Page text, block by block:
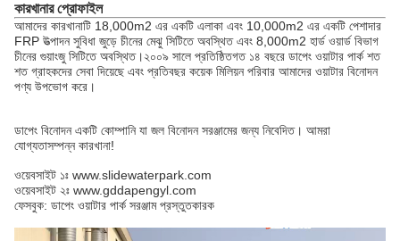
কারখানার প্রোফাইল
আমাদের কারখানাটি 18,000m2 এর একটি এলাকা এবং 10,000m2 এর একটি পেশাদার
FRP উত্পাদন সুবিধা জুড়ে চীনের মেঝু সিটিতে অবস্থিত এবং 8,000m2 হার্ড ওয়ার্ড বিভাগ
চীনের গুয়াংজু সিটিতে অবস্থিত।২০০৯ সালে প্রতিষ্ঠিতগত ১৪ বছরে ডাপেং ওয়াটার পার্ক শত
শত গ্রাহকদের সেবা দিয়েছে এবং প্রতিবছর কয়েক মিলিয়ন পরিবার আমাদের ওয়াটার বিনোদন
পণ্য উপভোগ করে।
ডাপেং বিনোদন একটি কোম্পানি যা জল বিনোদন সরঞ্জামের জন্য নিবেদিত। আমরা
যোগ্যতাসম্পন্ন কারখানা!
ওয়েবসাইট ১ঃ www.slidewaterpark.com
ওয়েবসাইট ২ঃ www.gddapengyl.com
ফেসবুক: ডাপেং ওয়াটার পার্ক সরঞ্জাম প্রস্তুতকারক